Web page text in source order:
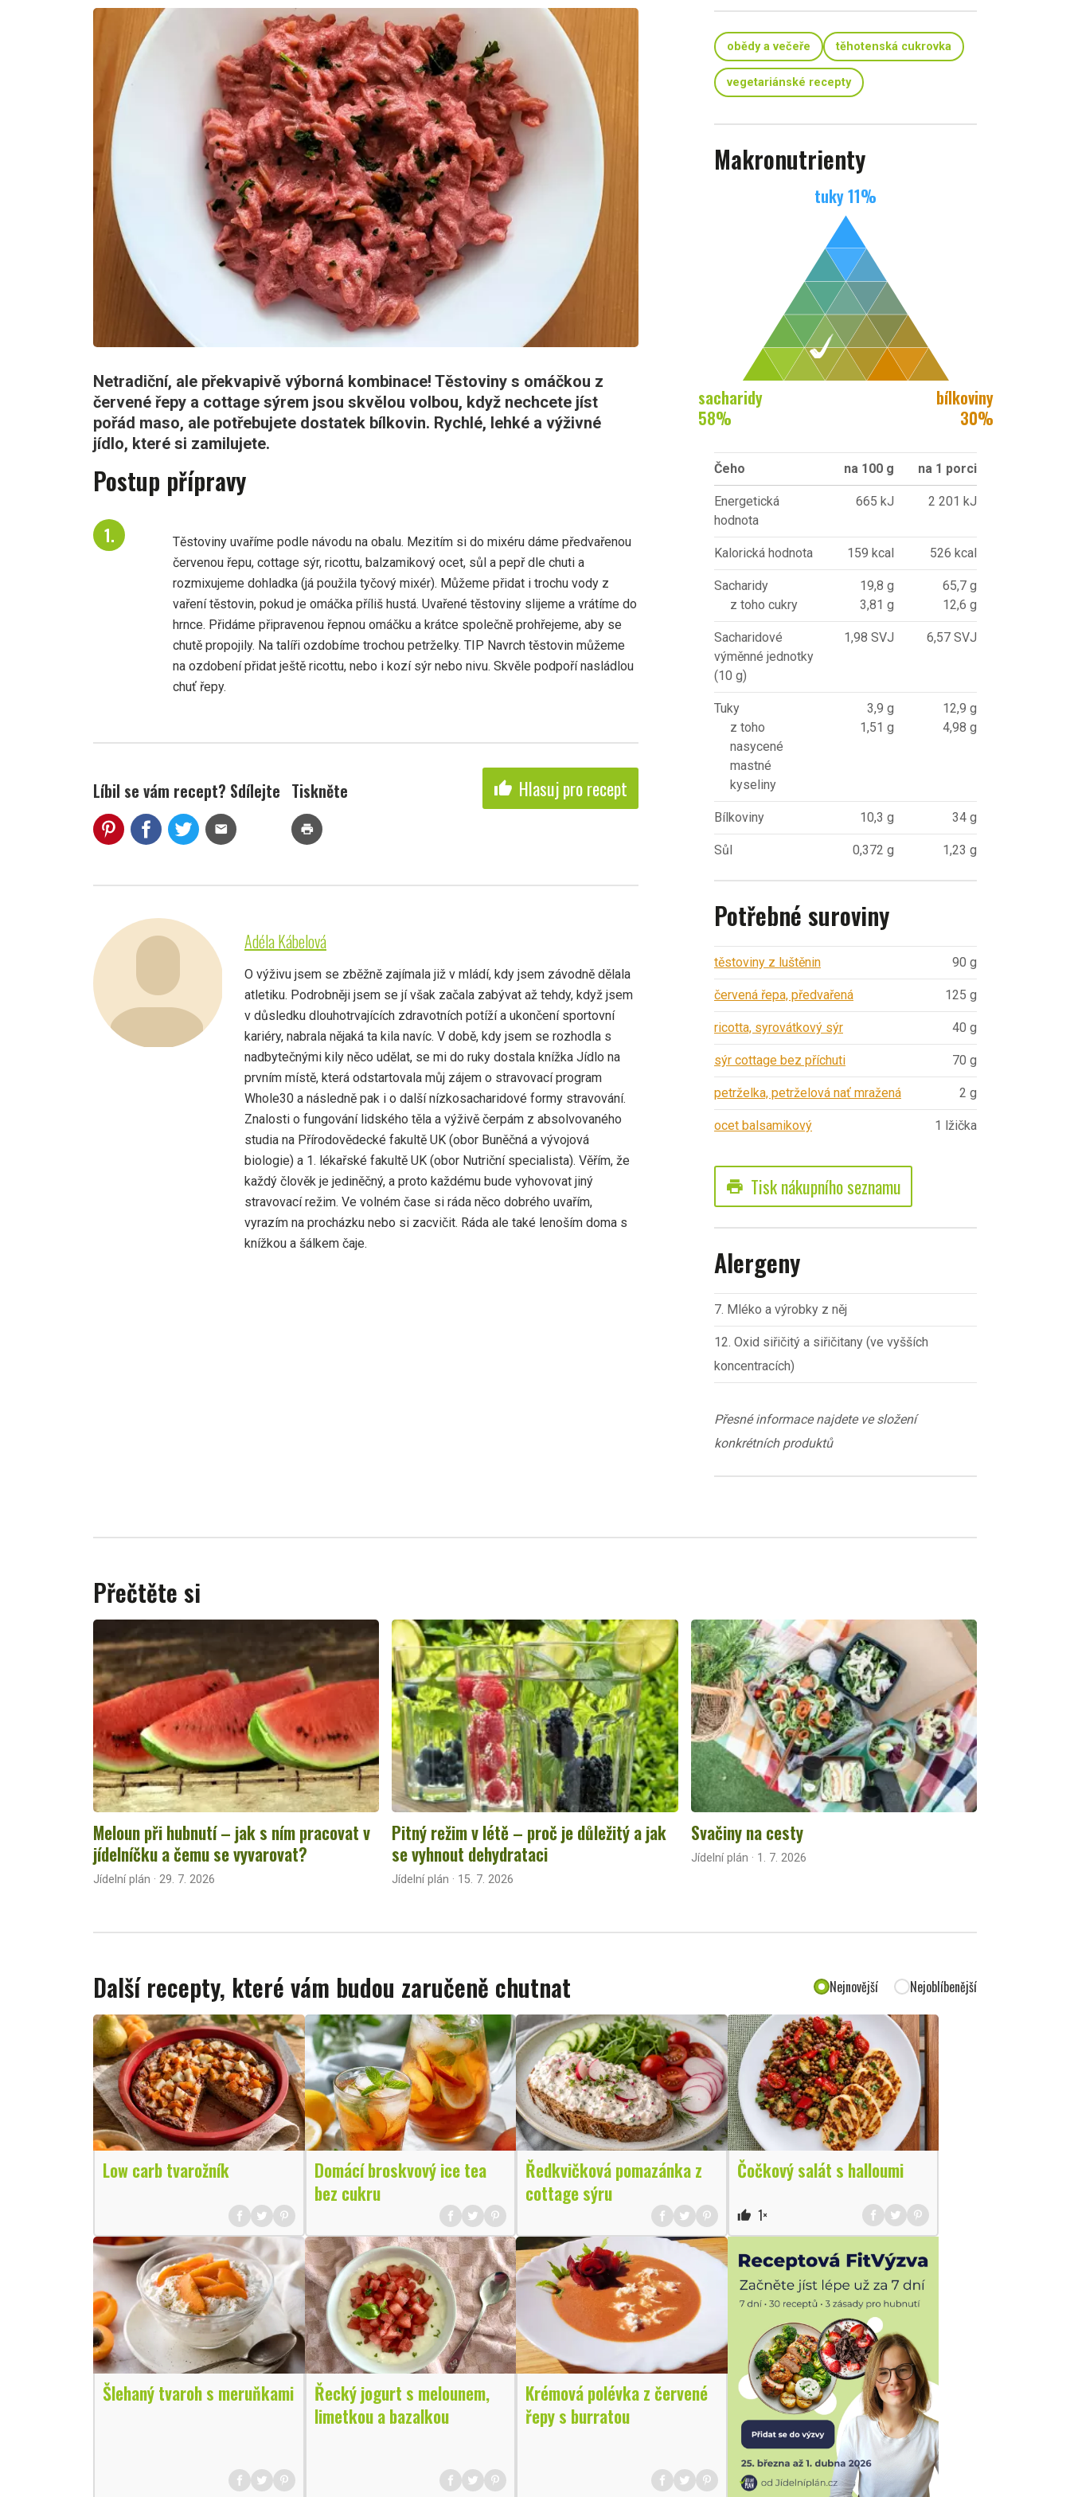
Netradiční, ale překvapivě výborná kombinace! Těstoviny s omáčkou z
červené řepy a cottage sýrem jsou skvělou volbou, když nechcete jíst
pořád maso, ale potřebujete dostatek bílkovin. Rychlé, lehké a výživné
jídlo, které si zamilujete.
Postup přípravy
Těstoviny uvaříme podle návodu na obalu. Mezitím si do mixéru dáme předvařenou
červenou řepu, cottage sýr, ricottu, balzamikový ocet, sůl a pepř dle chuti a
rozmixujeme dohladka (já použila tyčový mixér). Můžeme přidat i trochu vody z
vaření těstovin, pokud je omáčka příliš hustá. Uvařené těstoviny slijeme a vrátíme do
hrnce. Přidáme připravenou řepnou omáčku a krátce společně prohřejeme, aby se
chutě propojily. Na talíři ozdobíme trochou petrželky. TIP Navrch těstovin můžeme
na ozdobení přidat ještě ricottu, nebo i kozí sýr nebo nivu. Skvěle podpoří nasládlou
chuť řepy.
Líbil se vám recept? Sdílejte
mail
Tiskněte
print
thumb_up Hlasuj pro recept
Adéla Kábelová
O výživu jsem se zběžně zajímala již v mládí, kdy jsem závodně dělala
atletiku. Podrobněji jsem se jí však začala zabývat až tehdy, když jsem
v důsledku dlouhotrvajících zdravotních potíží a ukončení sportovní
kariéry, nabrala nějaká ta kila navíc. V době, kdy jsem se rozhodla s
nadbytečnými kily něco udělat, se mi do ruky dostala knížka Jídlo na
prvním místě, která odstartovala můj zájem o stravovací program
Whole30 a následně pak i o další nízkosacharidové formy stravování.
Znalosti o fungování lidského těla a výživě čerpám z absolvovaného
studia na Přírodovědecké fakultě UK (obor Buněčná a vývojová
biologie) a 1. lékařské fakultě UK (obor Nutriční specialista). Věřím, že
každý člověk je jediněčný, a proto každému bude vyhovovat jiný
stravovací režim. Ve volném čase si ráda něco dobrého uvařím,
vyrazím na procházku nebo si zacvičit. Ráda ale také lenoším doma s
knížkou a šálkem čaje.
obědy a večeře těhotenská cukrovka
vegetariánské recepty
Makronutrienty
tuky11%
sacharidy
58%
bílkoviny
30%
Čeho na 100 g na 1 porci
Energetická
hodnota
665 kJ 2 201 kJ
Kalorická hodnota 159 kcal 526 kcal
Sacharidy
z toho cukry
19,8 g
3,81 g
65,7 g
12,6 g
Sacharidové
výměnné jednotky
(10 g)
1,98 SVJ 6,57 SVJ
Tuky
z toho
nasycené
mastné
kyseliny
3,9 g
1,51 g
12,9 g
4,98 g
Bílkoviny 10,3 g 34 g
Sůl 0,372 g 1,23 g
Potřebné suroviny
těstoviny z luštěnin 90 g
červená řepa, předvařená 125 g
ricotta, syrovátkový sýr 40 g
sýr cottage bez příchuti 70 g
petrželka, petrželová nať mražená 2 g
ocet balsamikový 1 lžička
print Tisk nákupního seznamu
Alergeny
7. Mléko a výrobky z něj
12. Oxid siřičitý a siřičitany (ve vyšších
koncentracích)
Přesné informace najdete ve složení
konkrétních produktů
Přečtěte si
Meloun při hubnutí – jak s ním pracovat v
jídelníčku a čemu se vyvarovat?
Jídelní plán · 29. 7. 2026
Pitný režim v létě – proč je důležitý a jak
se vyhnout dehydrataci
Jídelní plán · 15. 7. 2026
Svačiny na cesty
Jídelní plán · 1. 7. 2026
Další recepty, které vám budou zaručeně chutnat Nejnovější Nejoblíbenější
Low carb tvarožník
Domácí broskvový ice tea
bez cukru
Ředkvičková pomazánka z
cottage sýru
Čočkový salát s halloumi
thumb_up 1×
Šlehaný tvaroh s meruňkami
Řecký jogurt s melounem,
limetkou a bazalkou
Krémová polévka z červené
řepy s burratou